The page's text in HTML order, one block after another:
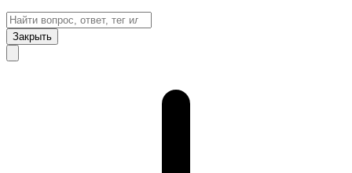
Закрыть